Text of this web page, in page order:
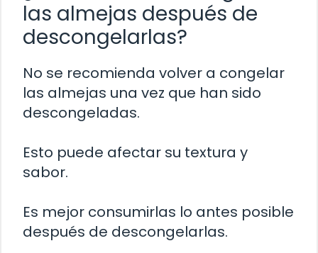
las almejas después de
descongelarlas?
No se recomienda volver a congelar
las almejas una vez que han sido
descongeladas.
Esto puede afectar su textura y
sabor.
Es mejor consumirlas lo antes posible
después de descongelarlas.